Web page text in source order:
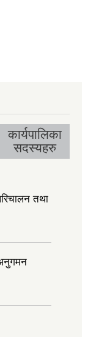
कार्यपालिका
सदस्यहरु
तथा